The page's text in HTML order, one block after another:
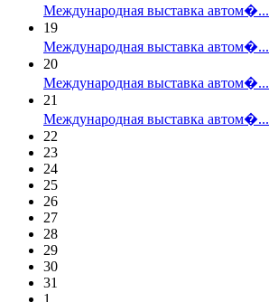
Международная выставка автом�...
19
Международная выставка автом�...
20
Международная выставка автом�...
21
Международная выставка автом�...
22
23
24
25
26
27
28
29
30
31
1